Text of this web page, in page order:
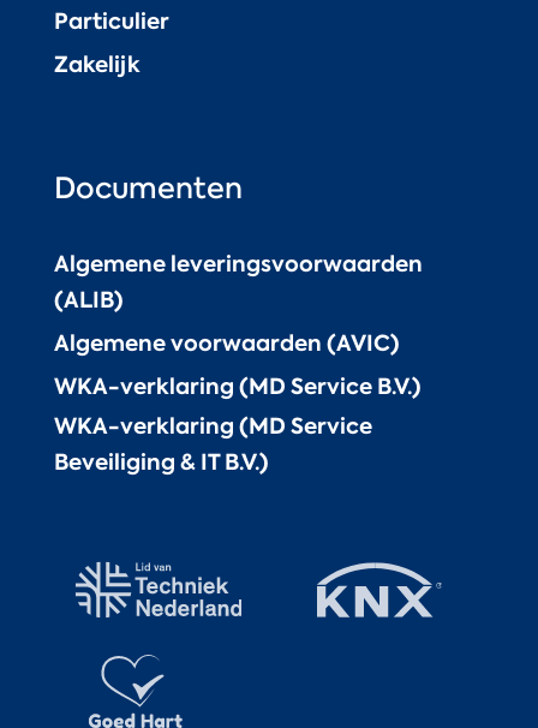
Particulier
Zakelijk
Documenten
Algemene leveringsvoorwaarden
(ALIB)
Algemene voorwaarden (AVIC)
WKA-verklaring (MD Service B.V.)
WKA-verklaring (MD Service
Beveiliging & IT B.V.)